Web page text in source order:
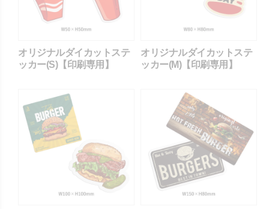
オリジナルダイカットステ
ッカー(S)【印刷専用】
オリジナルダイカットステ
ッカー(M)【印刷専用】